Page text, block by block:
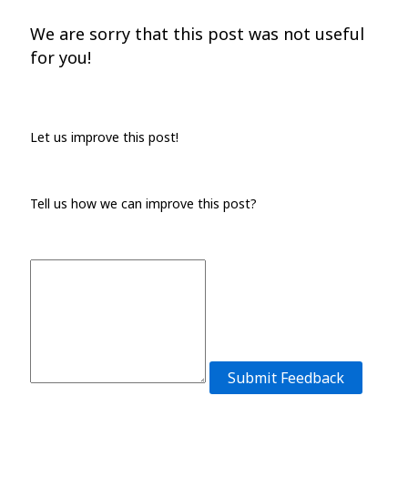
We are sorry that this post was not useful
for you!
Let us improve this post!
Tell us how we can improve this post?
Submit Feedback